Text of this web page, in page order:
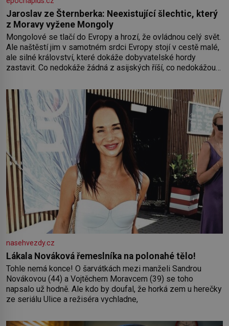
Jaroslav ze Šternberka: Neexistující šlechtic, který
z Moravy vyžene Mongoly
Mongolové se tlačí do Evropy a hrozí, že ovládnou celý svět.
Ale naštěstí jim v samotném srdci Evropy stojí v cestě malé,
ale silné království, které dokáže dobyvatelské hordy
zastavit. Co nedokáže žádná z asijských říší, co nedokážou
od roku 1223 postupují podél Kaspického a Azovského
moře,
nasehvezdy.cz
Lákala Nováková řemeslníka na polonahé tělo!
Tohle nemá konce! O šarvátkách mezi manželi Sandrou
Novákovou (44) a Vojtěchem Moravcem (39) se toho
napsalo už hodně. Ale kdo by doufal, že horká zem u herečky
ze seriálu Ulice a režiséra vychladne,